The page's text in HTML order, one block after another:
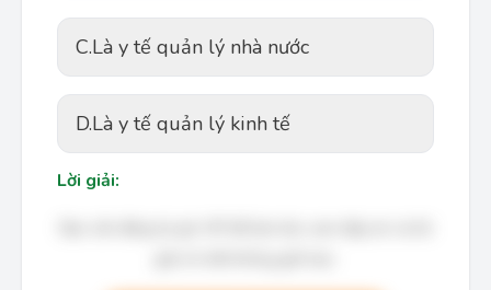
C.Là y tế quản lý nhà nước
D.Là y tế quản lý kinh tế
Lời giải: